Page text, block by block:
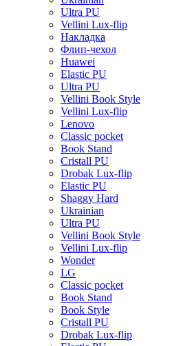
Ultra PU
Vellini Lux-flip
Накладка
Флип-чехол
Huawei
Elastic PU
Ultra PU
Vellini Book Style
Vellini Lux-flip
Lenovo
Classic pocket
Book Stand
Cristall PU
Drobak Lux-flip
Elastic PU
Shaggy Hard
Ukrainian
Ultra PU
Vellini Book Style
Vellini Lux-flip
Wonder
LG
Classic pocket
Book Stand
Book Style
Cristall PU
Drobak Lux-flip